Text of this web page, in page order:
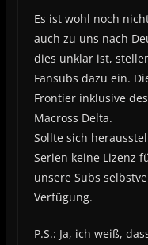
Es ist wohl noch
auch zu uns nach
dies unklar ist,
Fansubs dazu ein.
Frontier inklusive
Macross Delta.
Sollte sich
Serien keine Lizenz
unsere Subs
Verfügung.
P.S.: Ja, ich weiß,